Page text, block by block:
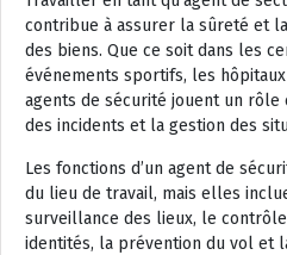
contribue à assurer la sûreté et
des biens. Que ce soit dans les
événements sportifs, les
agents de sécurité jouent un
des incidents et la gestion des
Les fonctions d’un agent de
du lieu de travail, mais elles
surveillance des lieux, le contrôle
identités, la prévention du vol et